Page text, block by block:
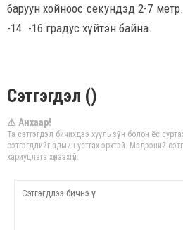
баруун хойноос секундэд 2-7 метр.
-14…-16 градус хүйтэн байна.
Сэтгэгдэл ()
⚠ Анхаар!
Та сэтгэгдэл бичихдээ хууль зүйн болон ёс
сэтгэгдлийг админ устгах эрхтэй. Мэдээний
хариуцлага хүлээхгүй.